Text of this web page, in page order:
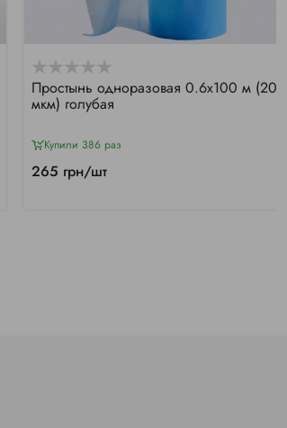
Простынь одноразовая 0.6х100 м (20
мкм) голубая
Купили 386 раз
265 грн/шт